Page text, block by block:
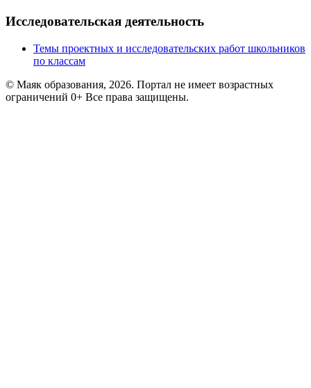
Исследовательская деятельность
Темы проектных и исследовательских работ школьников
по классам
© Маяк образования, 2026. Портал не имеет возрастных
ограничений 0+ Все права защищены.